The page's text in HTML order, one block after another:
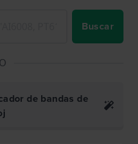
Buscar
O
de bandas de